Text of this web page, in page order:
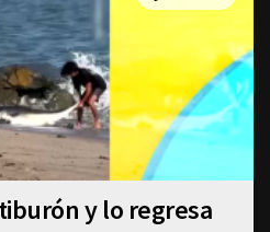
y lo regresa